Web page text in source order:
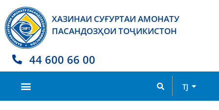
ХАЗИНАИ СУҒУРТАИ АМОНАТУ
ПАСАНДОЗҲОИ ТОҶИКИСТОН
44 600 66 00
TJ
EN